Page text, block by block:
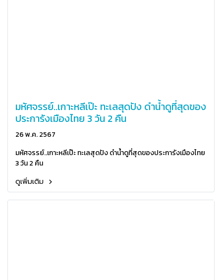
มหัศจรรย์..เกาะหลีเป๊ะ ทะเลสุดปัง ดำน้ำดูที่สุดของ
ประการังเมืองไทย 3 วัน 2 คืน
26 พ.ค. 2567
มหัศจรรย์..เกาะหลีเป๊ะ ทะเลสุดปัง ดำน้ำดูที่สุดของประการังเมืองไทย
3 วัน 2 คืน
ดูเพิ่มเติม